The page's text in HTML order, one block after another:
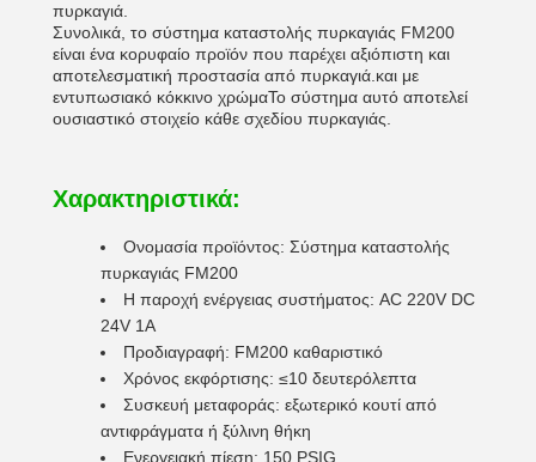
πυρκαγιά.
Συνολικά, το σύστημα καταστολής πυρκαγιάς FM200
είναι ένα κορυφαίο προϊόν που παρέχει αξιόπιστη και
αποτελεσματική προστασία από πυρκαγιά.και με
εντυπωσιακό κόκκινο χρώμαΤο σύστημα αυτό αποτελεί
ουσιαστικό στοιχείο κάθε σχεδίου πυρκαγιάς.
Χαρακτηριστικά:
Ονομασία προϊόντος: Σύστημα καταστολής
πυρκαγιάς FM200
Η παροχή ενέργειας συστήματος: AC 220V DC
24V 1A
Προδιαγραφή: FM200 καθαριστικό
Χρόνος εκφόρτισης: ≤10 δευτερόλεπτα
Συσκευή μεταφοράς: εξωτερικό κουτί από
αντιφράγματα ή ξύλινη θήκη
Ενεργειακή πίεση: 150 PSIG